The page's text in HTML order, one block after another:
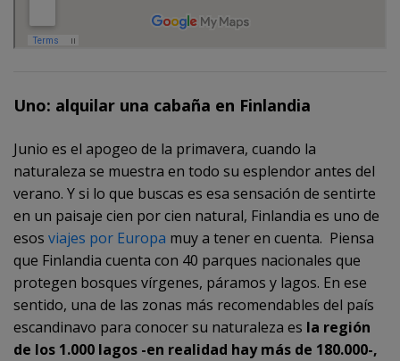
Uno: alquilar una cabaña en Finlandia
Junio es el apogeo de la primavera, cuando la
naturaleza se muestra en todo su esplendor antes del
verano. Y si lo que buscas es esa sensación de sentirte
en un paisaje cien por cien natural, Finlandia es uno de
esos viajes por Europa muy a tener en cuenta. Piensa
que Finlandia cuenta con 40 parques nacionales que
protegen bosques vírgenes, páramos y lagos. En ese
sentido, una de las zonas más recomendables del país
escandinavo para conocer su naturaleza es la región
de los 1.000 lagos -en realidad hay más de 180.000-,